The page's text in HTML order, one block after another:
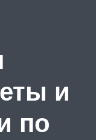
и
по